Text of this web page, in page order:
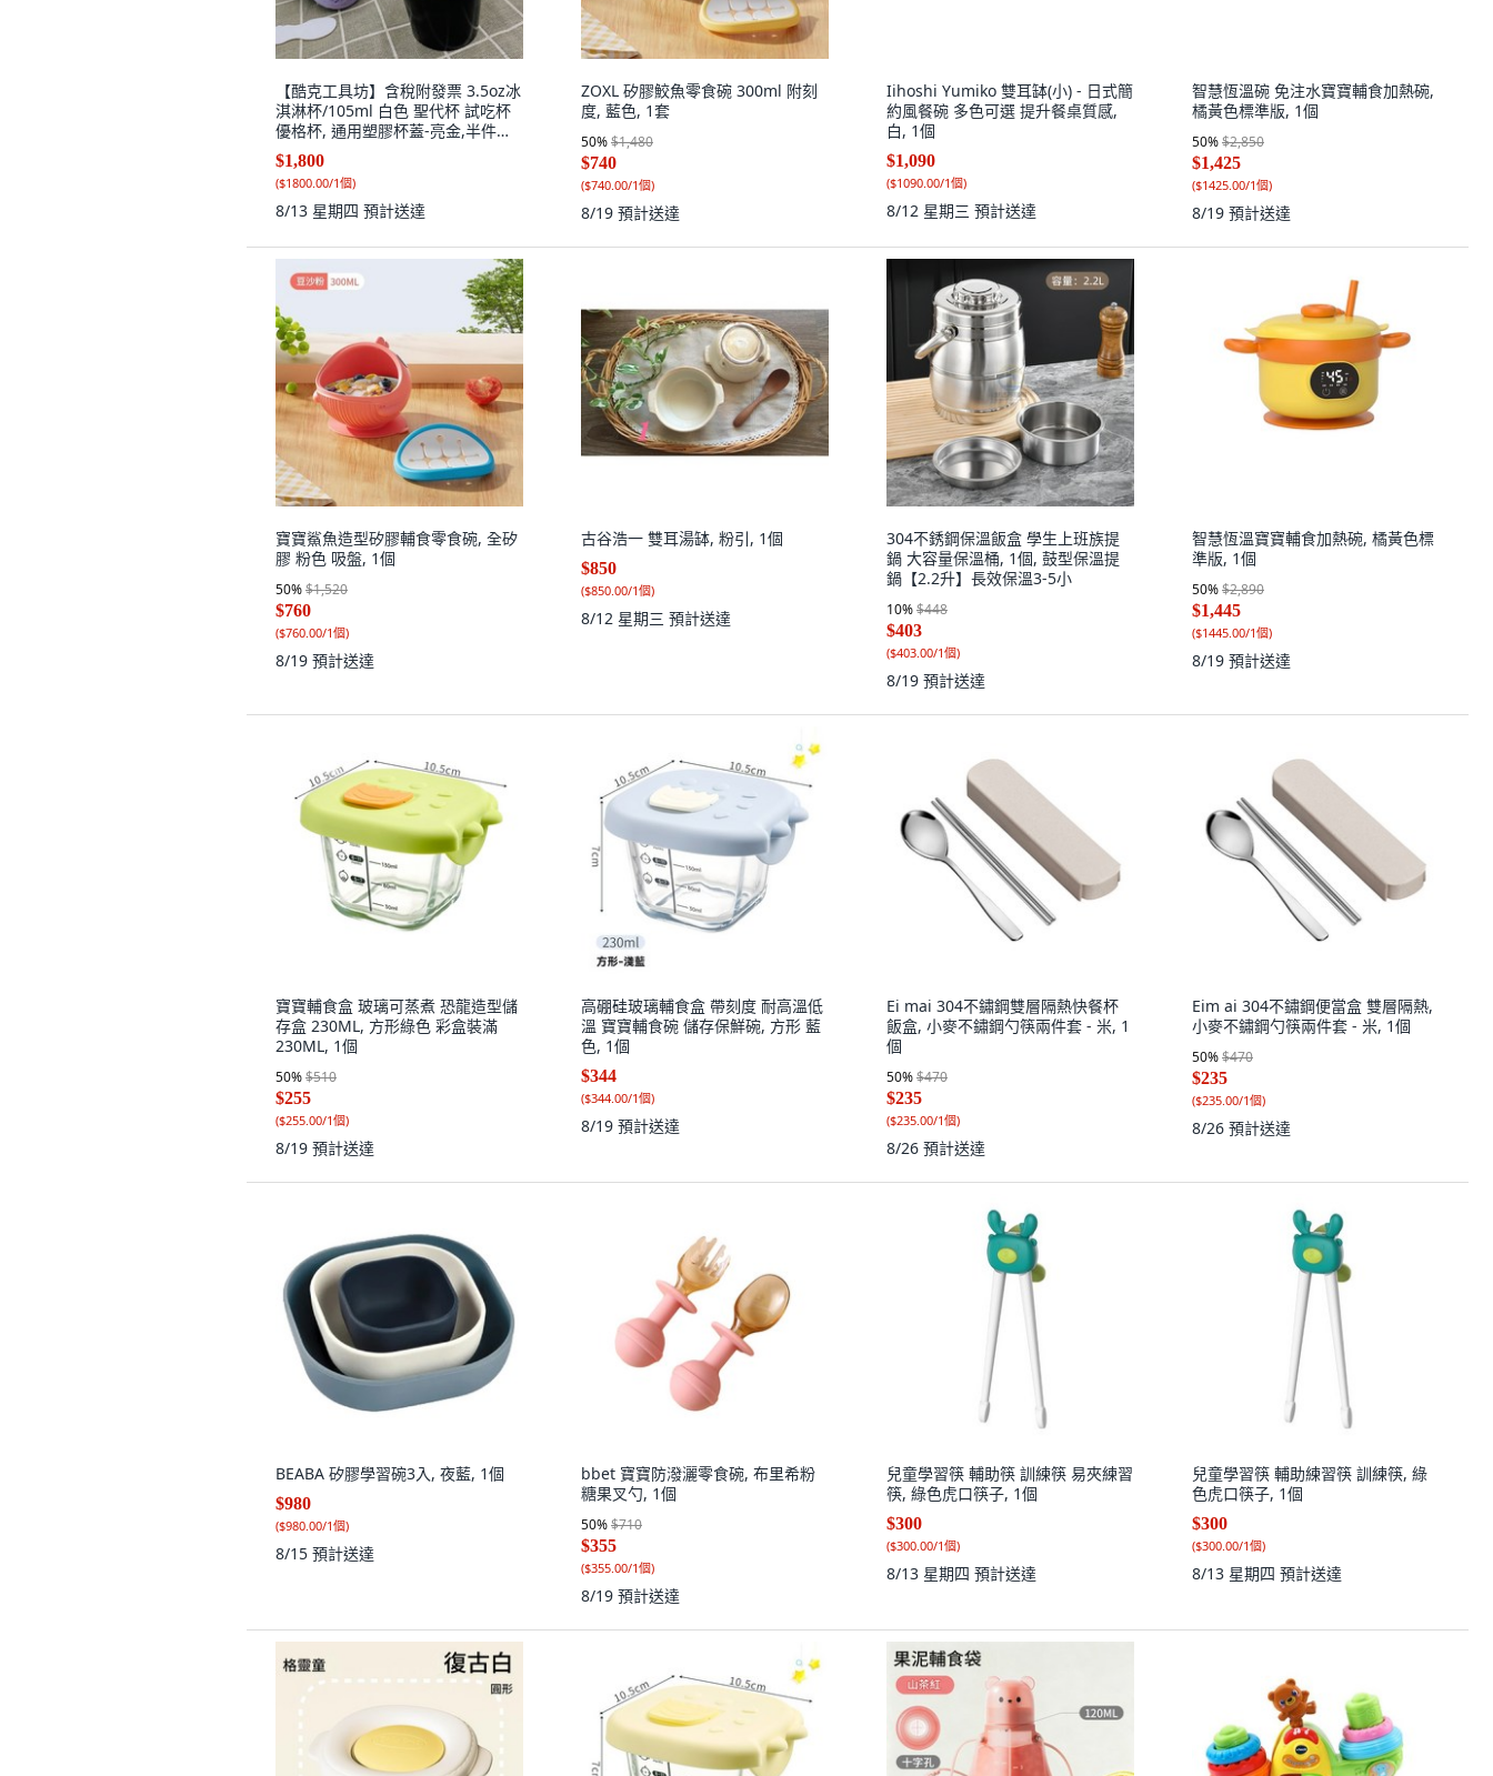
【酷克工具坊】含稅附發票 3.5oz冰
淇淋杯/105ml 白色 聖代杯 試吃杯
優格杯, 通用塑膠杯蓋-亮金,半件
(1000入), 1個
$1,800
($1800.00/1個)
8/13 星期四 預計送達
ZOXL 矽膠鮫魚零食碗 300ml 附刻
度, 藍色, 1套
50%$1,480
$740
($740.00/1個)
8/19 預計送達
Iihoshi Yumiko 雙耳缽(小) - 日式簡
約風餐碗 多色可選 提升餐桌質感,
白, 1個
$1,090
($1090.00/1個)
8/12 星期三 預計送達
智慧恆溫碗 免注水寶寶輔食加熱碗,
橘黃色標準版, 1個
50%$2,850
$1,425
($1425.00/1個)
8/19 預計送達
寶寶鯊魚造型矽膠輔食零食碗, 全矽
膠 粉色 吸盤, 1個
50%$1,520
$760
($760.00/1個)
8/19 預計送達
古谷浩一 雙耳湯缽, 粉引, 1個
$850
($850.00/1個)
8/12 星期三 預計送達
304不銹鋼保溫飯盒 學生上班族提
鍋 大容量保溫桶, 1個, 鼓型保溫提
鍋【2.2升】長效保溫3-5小
10%$448
$403
($403.00/1個)
8/19 預計送達
智慧恆溫寶寶輔食加熱碗, 橘黃色標
準版, 1個
50%$2,890
$1,445
($1445.00/1個)
8/19 預計送達
寶寶輔食盒 玻璃可蒸煮 恐龍造型儲
存盒 230ML, 方形綠色 彩盒裝滿
230ML, 1個
50%$510
$255
($255.00/1個)
8/19 預計送達
高硼硅玻璃輔食盒 帶刻度 耐高溫低
溫 寶寶輔食碗 儲存保鮮碗, 方形 藍
色, 1個
$344
($344.00/1個)
8/19 預計送達
Ei mai 304不鏽鋼雙層隔熱快餐杯
飯盒, 小麥不鏽鋼勺筷兩件套 - 米, 1
個
50%$470
$235
($235.00/1個)
8/26 預計送達
Eim ai 304不鏽鋼便當盒 雙層隔熱,
小麥不鏽鋼勺筷兩件套 - 米, 1個
50%$470
$235
($235.00/1個)
8/26 預計送達
BEABA 矽膠學習碗3入, 夜藍, 1個
$980
($980.00/1個)
8/15 預計送達
bbet 寶寶防潑灑零食碗, 布里希粉
糖果叉勺, 1個
50%$710
$355
($355.00/1個)
8/19 預計送達
兒童學習筷 輔助筷 訓練筷 易夾練習
筷, 綠色虎口筷子, 1個
$300
($300.00/1個)
8/13 星期四 預計送達
兒童學習筷 輔助練習筷 訓練筷, 綠
色虎口筷子, 1個
$300
($300.00/1個)
8/13 星期四 預計送達